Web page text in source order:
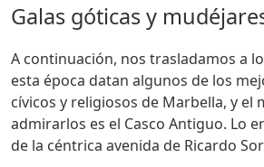
Galas góticas y
A continuación, nos trasladamos a
esta época datan algunos de los
cívicos y religiosos de Marbella, y el
admirarlos es el Casco Antiguo. Lo
de la céntrica avenida de Ricardo